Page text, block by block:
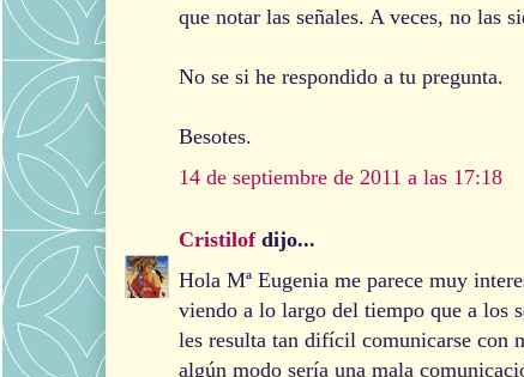
que notar las señales. A veces, no las
No se si he respondido a tu pregunta.
Besotes.
14 de septiembre de 2011 a las 17:18
Cristilofdijo...
Hola Mª Eugenia me parece muy
viendo a lo largo del tiempo que a los
les resulta tan difícil comunicarse con
algún modo sería una mala